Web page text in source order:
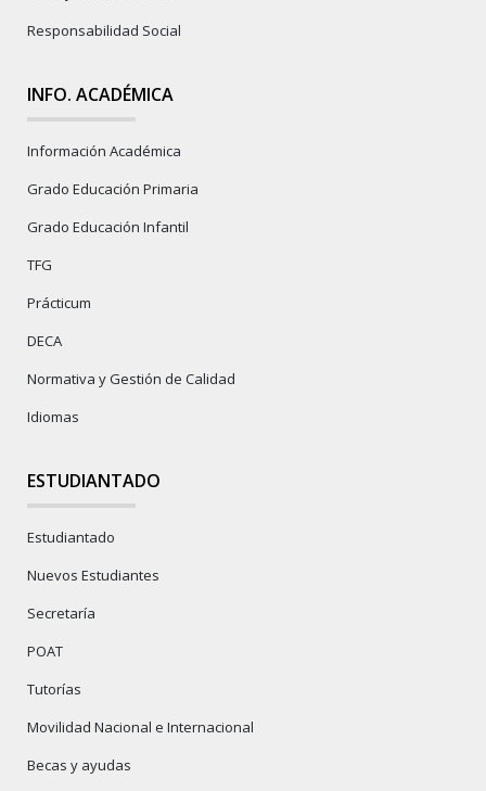
Responsabilidad Social
INFO. ACADÉMICA
Información Académica
Grado Educación Primaria
Grado Educación Infantil
TFG
Prácticum
DECA
Normativa y Gestión de Calidad
Idiomas
ESTUDIANTADO
Estudiantado
Nuevos Estudiantes
Secretaría
POAT
Tutorías
Movilidad Nacional e Internacional
Becas y ayudas